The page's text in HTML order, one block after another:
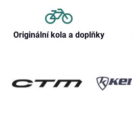
Originální kola a doplňky